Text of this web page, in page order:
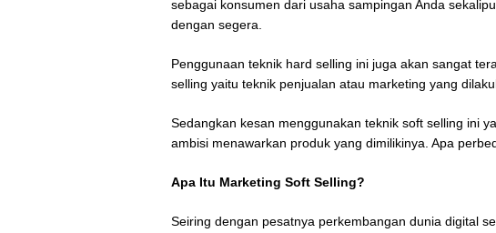
sebagai konsumen dari usaha sampingan Anda
dengan segera.
Penggunaan teknik hard selling ini juga akan sangat
selling yaitu teknik penjualan atau marketing yang
Sedangkan kesan menggunakan teknik soft selling ini
ambisi menawarkan produk yang dimilikinya. Apa
Apa Itu Marketing Soft Selling?
Seiring dengan pesatnya perkembangan dunia digital